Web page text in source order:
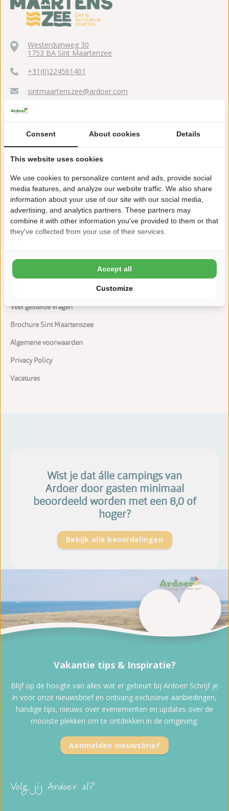
Westerduinweg 30
1753 BA Sint Maartenzee
+31(0)224561401
sintmaartenszee@ardoer.com
Vanaf het park zo de duinen in!
Bolderkar- en fietsverhuur
Midgetgolf, airtrampoline en sportveld
Honden zijn toegestaan op het park
Veel gestelde vragen
Brochure Sint Maartenszee
Algemene voorwaarden
Privacy Policy
Vacatures
Wist je dat álle campings van
Ardoer door gasten minimaal
beoordeeld worden met een 8,0 of
hoger?
Bekijk alle beoordelingen
Volg jij Ardoer al?
Vakantie tips & Inspiratie?
Blijf op de hoogte van alles wat er gebeurt bij Ardoer! Schrijf je
in voor onze nieuwsbrief en ontvang exclusieve aanbiedingen,
handige tips, nieuws over evenementen en updates over de
mooiste plekken om te ontdekken in de omgeving.
Aanmelden nieuwsbrief
Consent About cookies Details
This website uses cookies
We use cookies to personalize content and ads, provide social
media features, and analyze our website traffic. We also share
information about your use of our site with our social media,
advertising, and analytics partners. These partners may
combine it with other information you've provided to them or that
they've collected from your use of their services.
Customize
Accept all